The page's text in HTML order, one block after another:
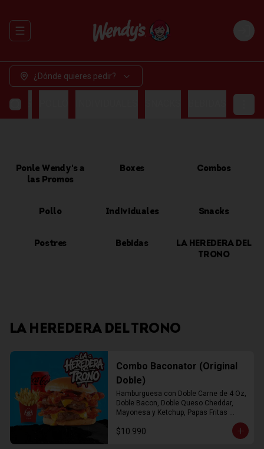
Abrir menu de navegación Login
¿Dónde quieres pedir?
Ponle Wendy's a
las Promos
Boxes Combos
Pollo Individuales Snacks
Postres Bebidas
LA HEREDERA DEL
TRONO
LA HEREDERA DEL TRONO
Combo Baconator (Original
Doble)
Hamburguesa con Doble Carne de 4 Oz,
Doble Bacon, Doble Queso Cheddar,
Mayonesa y Ketchup, Papas Fritas
$10.990